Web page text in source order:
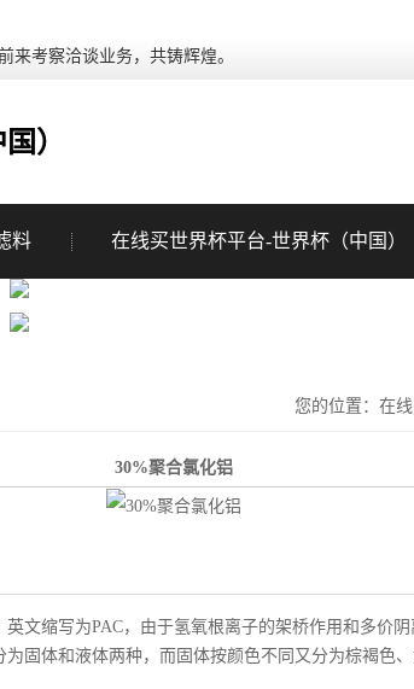
来考察洽谈业务，共铸辉煌。
）
料 在线买世界杯平台-世界杯（中国）
您的位置： 在
30%聚合氯化铝
英文缩写为PAC，由于氢氧根离子的架桥作用和多价
固体和液体两种，而固体按颜色不同又分为棕褐色